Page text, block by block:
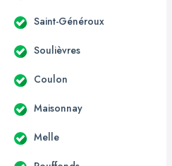
Saint-Généroux
Soulièvres
Coulon
Maisonnay
Melle